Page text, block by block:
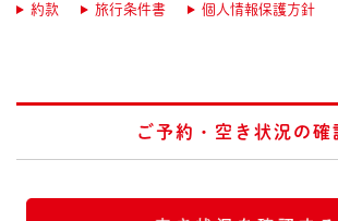
約款
旅行条件書 個人情報保護方針
ご予約・空き状況の確